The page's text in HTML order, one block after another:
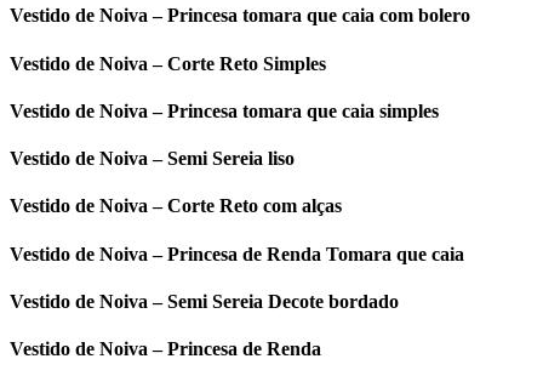
Vestido de Noiva – Princesa tomara que caia com bolero
Vestido de Noiva – Corte Reto Simples
Vestido de Noiva – Princesa tomara que caia simples
Vestido de Noiva – Semi Sereia liso
Vestido de Noiva – Corte Reto com alças
Vestido de Noiva – Princesa de Renda Tomara que caia
Vestido de Noiva – Semi Sereia Decote bordado
Vestido de Noiva – Princesa de Renda